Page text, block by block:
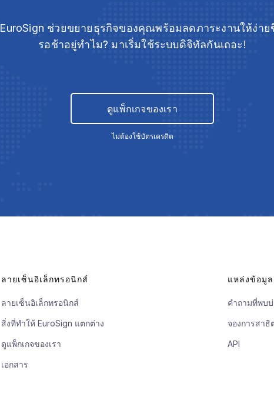
EuroSign ช่วยขยายธุรกิจของคุณพร้อมลดภาระงานให้ง่า
รอช้าอยู่ทำไม? มาเริ่มใช้ระบบดิจิทัลกันเถอะ!
ดูแพ็กเกจของเรา
ไม่ต้องใช้บัตรเครดิต
ลายเซ็นอิเล็กทรอนิกส์
ลายเซ็นอิเล็กทรอนิกส์
สิ่งที่ทำให้ EuroSign แตกต่าง
ดูแพ็กเกจของเรา
เอกสาร
แหล่งข้อมูล
คำถามที่พบ
จองการสาธิ
API